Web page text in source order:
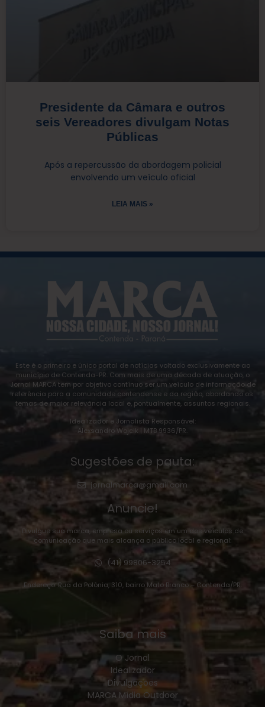
Presidente da Câmara e outros
seis Vereadores divulgam Notas
Públicas
Após a repercussão da abordagem policial
envolvendo um veículo oficial
LEIA MAIS »
Este é o primeiro e único portal de notícias voltado exclusivamente ao
município de Contenda-PR. Com mais de uma década de atuação, o
Jornal MARCA tem por objetivo contínuo ser um veículo de informação de
referência para a comunidade contendense e da região, abordando os
temas de maior relevância local e, pontualmente, assuntos regionais.
Idealizador e Jornalista Responsável:
Alexsandro Wojcik | MTB 9936/PR.
Sugestões de pauta:
jornalmarca@gmail.com
Anuncie!
Divulgue sua marca, empresa ou serviços em um dos veículos de
comunicação que mais alcança o público local e regional:
(41) 99806-3254
Endereço: Rua da Polônia, 310, bairro Mato Branco – Contenda/PR.
Saiba mais
O Jornal
Idealizador
Divulgações
MARCA Mídia Outdoor